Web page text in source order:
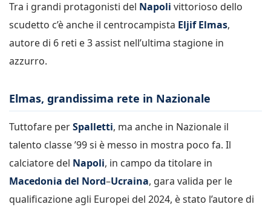
Tra i grandi protagonisti del Napoli vittorioso dello
scudetto c’è anche il centrocampista Eljif Elmas,
autore di 6 reti e 3 assist nell’ultima stagione in
azzurro.
Elmas, grandissima rete in Nazionale
Tuttofare perSpalletti, ma anche in Nazionale il
talento classe ’99 si è messo in mostra poco fa. Il
calciatore del Napoli, in campo da titolare in
Macedonia del Nord–Ucraina, gara valida per le
qualificazione agli Europei del 2024, è stato l’autore di